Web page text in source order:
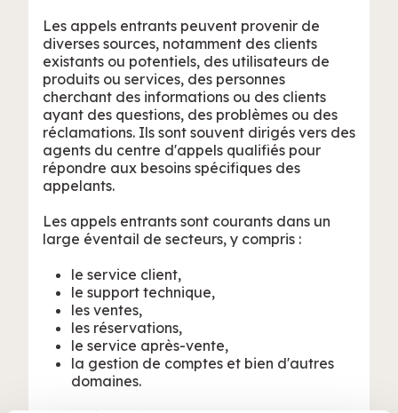
Les appels entrants peuvent provenir de
diverses sources, notamment des clients
existants ou potentiels, des utilisateurs de
produits ou services, des personnes
cherchant des informations ou des clients
ayant des questions, des problèmes ou des
réclamations. Ils sont souvent dirigés vers des
agents du centre d'appels qualifiés pour
répondre aux besoins spécifiques des
appelants.
Les appels entrants sont courants dans un
large éventail de secteurs, y compris :
le service client,
le support technique,
les ventes,
les réservations,
le service après-vente,
la gestion de comptes et bien d'autres
domaines.